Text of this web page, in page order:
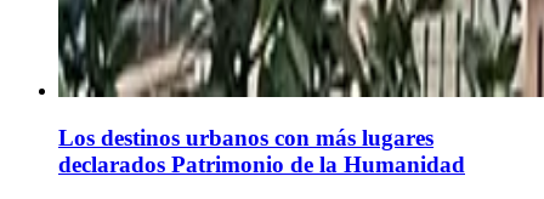
Los destinos urbanos con más lugares
declarados Patrimonio de la Humanidad